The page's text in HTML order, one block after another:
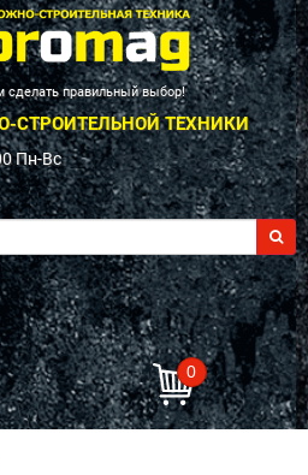
правильный выбор!
СТРОИТЕЛЬНОЙ ТЕХНИКИ
Пн-Вс
0